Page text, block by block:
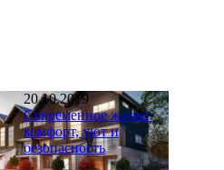
20.10.2019
Современное жилье:
комфорт, уют и
безопасность